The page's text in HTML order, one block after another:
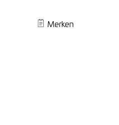
Merken